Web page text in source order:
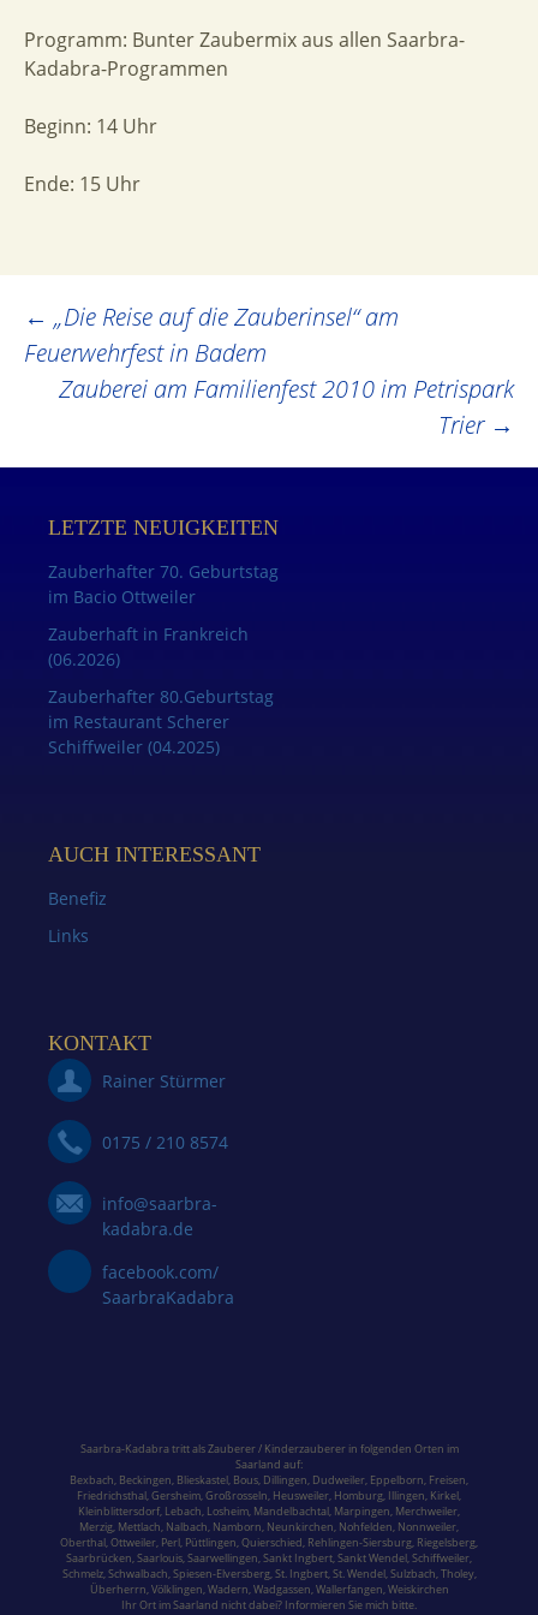
Programm: Bunter Zaubermix aus allen Saarbra-
Kadabra-Programmen
Beginn: 14 Uhr
Ende: 15 Uhr
Post
navigation
← „Die Reise auf die Zauberinsel“ am
Feuerwehrfest in Badem
Zauberei am Familienfest 2010 im Petrispark
Trier →
LETZTE NEUIGKEITEN
Zauberhafter 70. Geburtstag
im Bacio Ottweiler
Zauberhaft in Frankreich
(06.2026)
Zauberhafter 80.Geburtstag
im Restaurant Scherer
Schiffweiler (04.2025)
AUCH INTERESSANT
Benefiz
Links
KONTAKT
Rainer Stürmer
0175 / 210 8574
info@saarbra-
kadabra.de
facebook.com/
SaarbraKadabra
Saarbra-Kadabra tritt als Zauberer / Kinderzauberer in folgenden Orten im
Saarland auf:
Bexbach, Beckingen, Blieskastel, Bous, Dillingen, Dudweiler, Eppelborn, Freisen,
Friedrichsthal,Gersheim,Großrosseln, Heusweiler, Homburg, Illingen, Kirkel,
Kleinblittersdorf, Lebach, Losheim, Mandelbachtal, Marpingen, Merchweiler,
Merzig, Mettlach, Nalbach, Namborn, Neunkirchen, Nohfelden, Nonnweiler,
Oberthal,Ottweiler, Perl, Püttlingen,Quierschied, Rehlingen-Siersburg, Riegelsberg,
Saarbrücken,Saarlouis,Saarwellingen,Sankt Ingbert,Sankt Wendel,Schiffweiler,
Schmelz,Schwalbach,Spiesen-Elversberg,St. Ingbert,St. Wendel,Sulzbach,Tholey,
Überherrn,Völklingen,Wadern,Wadgassen,Wallerfangen,Weiskirchen
Ihr Ort im Saarland nicht dabei? Informieren Sie mich bitte.